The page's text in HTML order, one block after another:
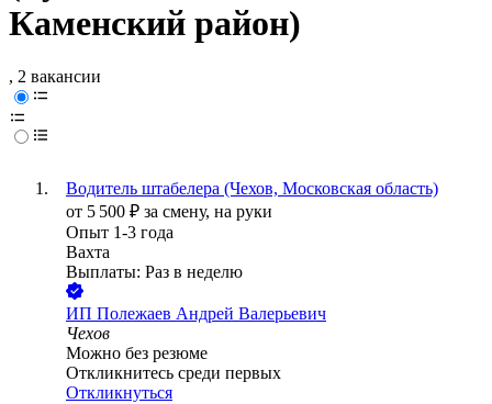
Каменский район)
, 2 вакансии
Водитель штабелера (Чехов, Московская область)
от 5 500 ₽ за смену, на руки
Опыт 1-3 года
Вахта
Выплаты: Раз в неделю
ИП Полежаев Андрей Валерьевич
Чехов
Можно без резюме
Откликнитесь среди первых
Откликнуться